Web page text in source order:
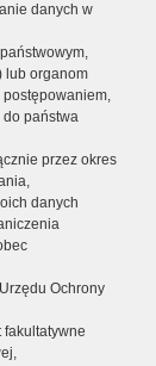
danych w
lub organom
państwa
przez okres
danych
Ochrony